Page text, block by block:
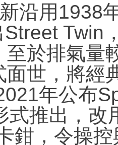
沿用1938
Twin
至於排氣量
面世，將經
年公布
式推出，改
鉗，令操